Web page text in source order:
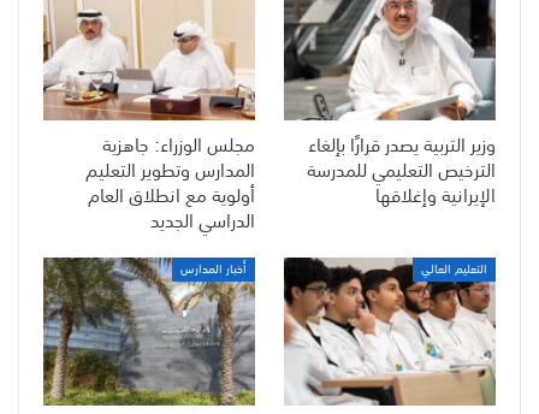
وزير التربية يصدر قرارًا بإلغاء
الترخيص التعليمي للمدرسة
الإيرانية وإغلاقها
مجلس الوزراء: جاهزية
المدارس وتطوير التعليم
أولوية مع انطلاق العام
الدراسي الجديد
التعليم العالي أخبار المدارس